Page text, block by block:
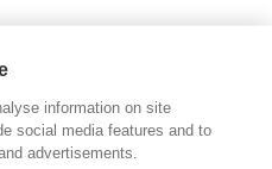
information on site
social media features and to
advertisements.